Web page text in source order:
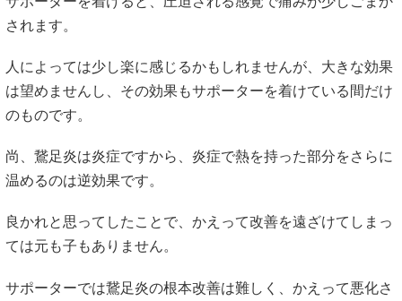
されます。
人によっては少し楽に感じるかもしれませんが、大きな効果
は望めませんし、その効果もサポーターを着けている間だけ
のものです。
尚、鵞足炎は炎症ですから、炎症で熱を持った部分をさらに
温めるのは逆効果です。
良かれと思ってしたことで、かえって改善を遠ざけてしまっ
ては元も子もありません。
サポーターでは鵞足炎の根本改善は難しく、かえって悪化さ